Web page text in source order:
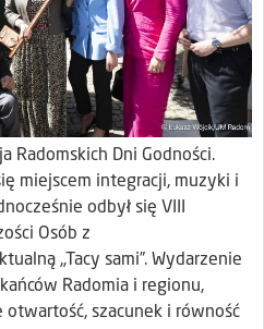
Radomskich Dni Godności.
miejscem integracji, muzyki i
odbył się VIII
Osób z
„Tacy sami”. Wydarzenie
Radomia i regionu,
szacunek i równość